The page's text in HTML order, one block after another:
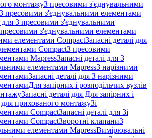
монтажуЗ пресовими з'єднувальними
пресовими з'єднувальними елементами
для З пресовими з'єднувальними
з'єднувальними елементами
елементами CompactЗапасні деталі для
CompactЗ пресовими
MapressЗапасні деталі для З
елементами MapressЗ нарізними
Запасні деталі для З нарізними
Для запірних і розподільчих вузлів
Запасні деталі для Для запірних і
для прихованого монтажуЗі
CompactЗапасні деталі для Зі
CompactЗворотні клапаниЗ
елементами MapressВимірювальні